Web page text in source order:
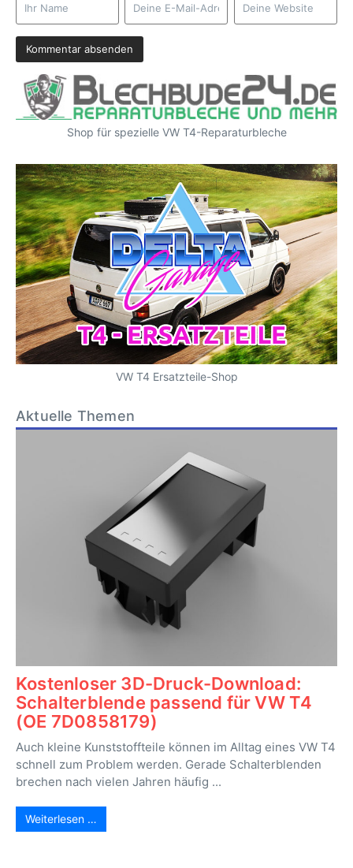
Shop für spezielle VW T4-Reparaturbleche
VW T4 Ersatzteile-Shop
Aktuelle Themen
Kostenloser 3D-Druck-Download:
Schalterblende passend für VW T4
(OE 7D0858179)
Auch kleine Kunststoffteile können im Alltag eines VW T4
schnell zum Problem werden. Gerade Schalterblenden
brechen nach vielen Jahren häufig ...
Weiterlesen …